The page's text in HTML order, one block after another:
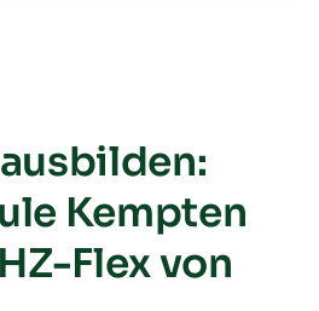
Kempten
Flex von